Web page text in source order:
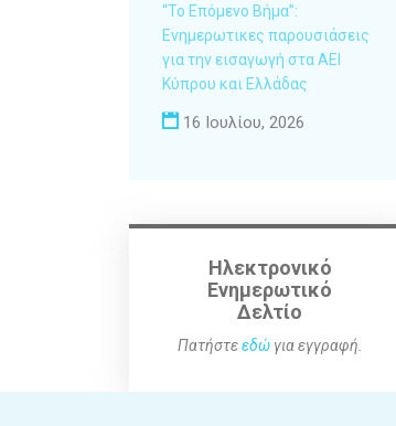
“Το Επόμενο Βήμα”:
Ενημερωτικες παρουσιάσεις
για την εισαγωγή στα ΑΕΙ
Κύπρου και Ελλάδας
16 Ιουλίου, 2026
Ηλεκτρονικό
Ενημερωτικό
Δελτίο
Πατήστεεδώγια εγγραφή.